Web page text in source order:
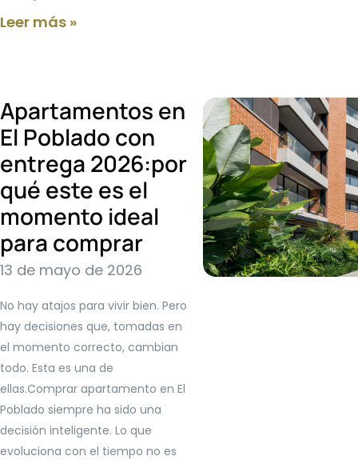
Leer más »
Apartamentos en
El Poblado con
entrega 2026:por
qué este es el
momento ideal
para comprar
13 de mayo de 2026
No hay atajos para vivir bien. Pero
hay decisiones que, tomadas en
el momento correcto, cambian
todo. Esta es una de
ellas.Comprar apartamento en El
Poblado siempre ha sido una
decisión inteligente. Lo que
evoluciona con el tiempo no es